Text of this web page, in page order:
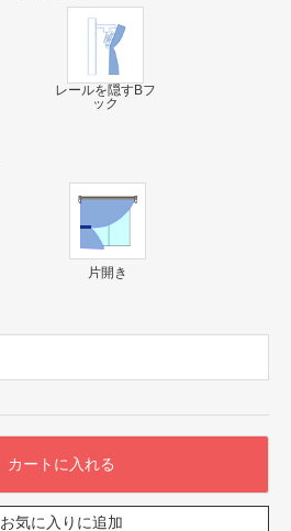
レールを隠すBフ
ック
片開き
お気に入りに追加